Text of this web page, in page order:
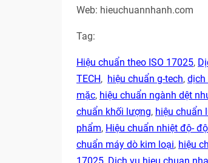
Web: hieuchuannhanh.com
Tag:
Hiệu chuẩn theo ISO 17025,
TECH, hiệu chuẩn g-tech, dịch
mặc, hiệu chuẩn ngành dệt
chuẩn khối lượng, hiệu chuẩn
phẩm, Hiệu chuẩn nhiệt độ-
chuẩn máy dò kim loại, hiệu